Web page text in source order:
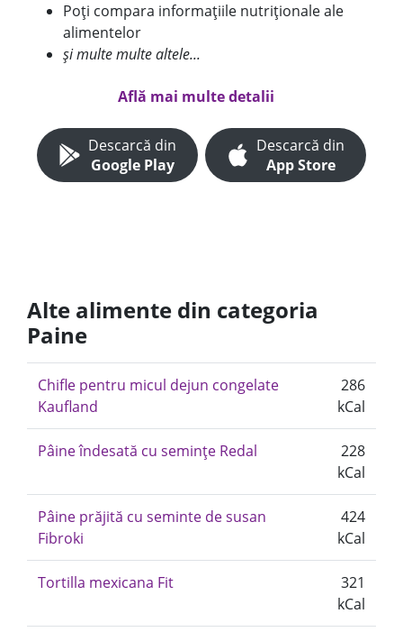
Poți compara informațiile nutriționale ale
alimentelor
și multe multe altele...
Află mai multe detalii
Descarcă din
Google Play
Descarcă din
App Store
Alte alimente din categoria
Paine
Chifle pentru micul dejun congelate
Kaufland
286
kCal
Pâine îndesată cu semințe Redal
228
kCal
Pâine prăjită cu seminte de susan
Fibroki
424
kCal
Tortilla mexicana Fit
321
kCal